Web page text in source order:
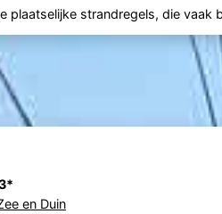
strandregels, die vaak
en Duin